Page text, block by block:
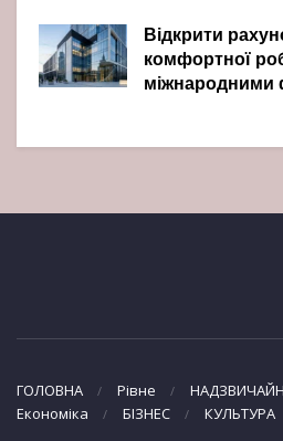
Відкрити
комфортної
міжнародними
ГОЛОВНА Рівне
Економіка
БІЗНЕС КУЛЬТУРА